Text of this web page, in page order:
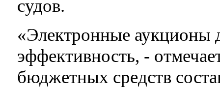
судов.
«Электронные аукционы
эффективность, -
бюджетных средств